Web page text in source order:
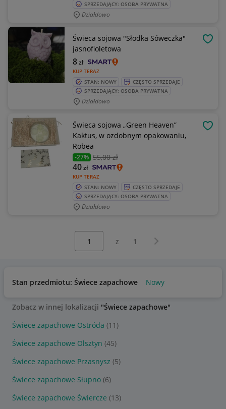
SPRZEDAJĄCY: OSOBA PRYWATNA
Działdowo
Świeca sojowa "Słodka Sóweczka"
jasnofioletowa
KUP TERAZ
8zł
STAN: NOWY
CZĘSTO SPRZEDAJE
SPRZEDAJĄCY: OSOBA PRYWATNA
Działdowo
Świeca sojowa „Green Heaven”
Kaktus, w ozdobnym opakowaniu,
Robea
-27% 55,00 zł
KUP TERAZ
40zł
STAN: NOWY
CZĘSTO SPRZEDAJE
SPRZEDAJĄCY: OSOBA PRYWATNA
Działdowo
z 1 Następna strona
Stan przedmiotu: Świece zapachowe Nowy
Zobacz w innej lokalizacji "Świece zapachowe"
Świece zapachowe Ostróda (11)
Świece zapachowe Olsztyn (45)
Świece zapachowe Przasnysz (5)
Świece zapachowe Słupno (6)
Świece zapachowe Świercze (13)